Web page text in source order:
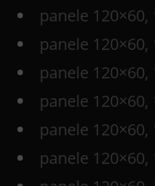
panele
panele 120×60,
panele
panele
panele
panele